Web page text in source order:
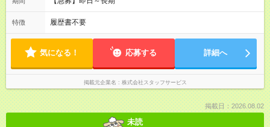
特徴 履歴書不要
気になる！ 応募する 詳細へ
掲載元企業名 株式会社スタッフサービス
掲載日：2026.08.02
未読